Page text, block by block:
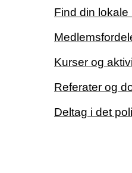
Find din lokale
Kurser og
Referater og
Deltag i det